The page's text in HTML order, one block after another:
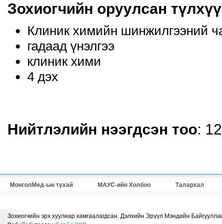
Зохиогчийн оруулсан
Клиник химийн шинжилгээний
гадаад үнэлгээ
клиник хими
4 дэх
Нийтлэлийн нээгдсэн тоо:
МонголМед-ын тухай МАУС-ийн Холбоо Талархал
Зохиогчийн эрх хуулиар хамгаалагдсан. Дэлхийн Эрүүл Мэндийн